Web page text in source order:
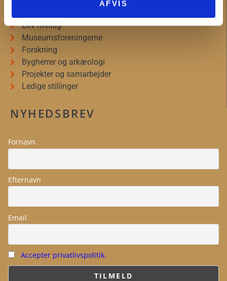
AFVIS
Bliv frivillig
Museumsforeningerne
Forskning
Bygherrer og arkæologi
Projekter og samarbejder
Ledige stillinger
NYHEDSBREV
Fornavn
Efternavn
Email
Accepter privatlivspolitik.